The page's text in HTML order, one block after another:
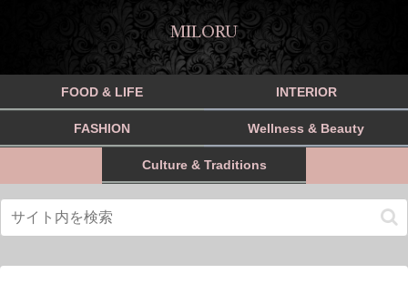
MILORU
FOOD & LIFE INTERIOR
FASHION Wellness & Beauty
Culture & Traditions